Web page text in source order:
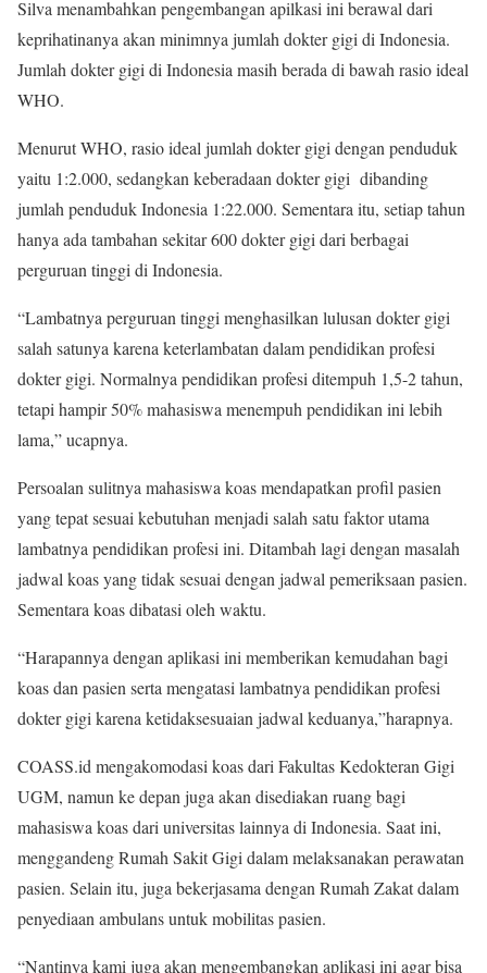
Silva menambahkan pengembangan apilkasi ini berawal dari
keprihatinanya akan minimnya jumlah dokter gigi di Indonesia.
Jumlah dokter gigi di Indonesia masih berada di bawah rasio ideal
WHO.
Menurut WHO, rasio ideal jumlah dokter gigi dengan penduduk
yaitu 1:2.000, sedangkan keberadaan dokter gigi dibanding
jumlah penduduk Indonesia 1:22.000. Sementara itu, setiap tahun
hanya ada tambahan sekitar 600 dokter gigi dari berbagai
perguruan tinggi di Indonesia.
“Lambatnya perguruan tinggi menghasilkan lulusan dokter gigi
salah satunya karena keterlambatan dalam pendidikan profesi
dokter gigi. Normalnya pendidikan profesi ditempuh 1,5-2 tahun,
tetapi hampir 50% mahasiswa menempuh pendidikan ini lebih
lama,” ucapnya.
Persoalan sulitnya mahasiswa koas mendapatkan profil pasien
yang tepat sesuai kebutuhan menjadi salah satu faktor utama
lambatnya pendidikan profesi ini. Ditambah lagi dengan masalah
jadwal koas yang tidak sesuai dengan jadwal pemeriksaan pasien.
Sementara koas dibatasi oleh waktu.
“Harapannya dengan aplikasi ini memberikan kemudahan bagi
koas dan pasien serta mengatasi lambatnya pendidikan profesi
dokter gigi karena ketidaksesuaian jadwal keduanya,”harapnya.
COASS.id mengakomodasi koas dari Fakultas Kedokteran Gigi
UGM, namun ke depan juga akan disediakan ruang bagi
mahasiswa koas dari universitas lainnya di Indonesia. Saat ini,
menggandeng Rumah Sakit Gigi dalam melaksanakan perawatan
pasien. Selain itu, juga bekerjasama dengan Rumah Zakat dalam
penyediaan ambulans untuk mobilitas pasien.
“Nantinya kami juga akan mengembangkan aplikasi ini agar bisa